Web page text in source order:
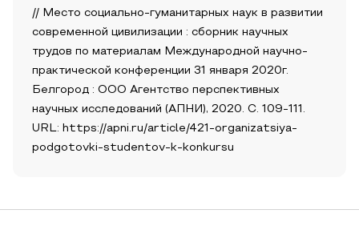
// Место социально-гуманитарных наук в развитии
современной цивилизации : сборник научных
трудов по материалам Международной научно-
практической конференции 31 января 2020г.
Белгород : ООО Агентство перспективных
научных исследований (АПНИ), 2020. С. 109-111.
URL: https://apni.ru/article/421-organizatsiya-
podgotovki-studentov-k-konkursu